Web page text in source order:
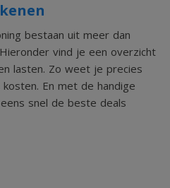
bestaan uit meer dan
vind je een overzicht
lasten. Zo weet je precies
En met de handige
snel de beste deals